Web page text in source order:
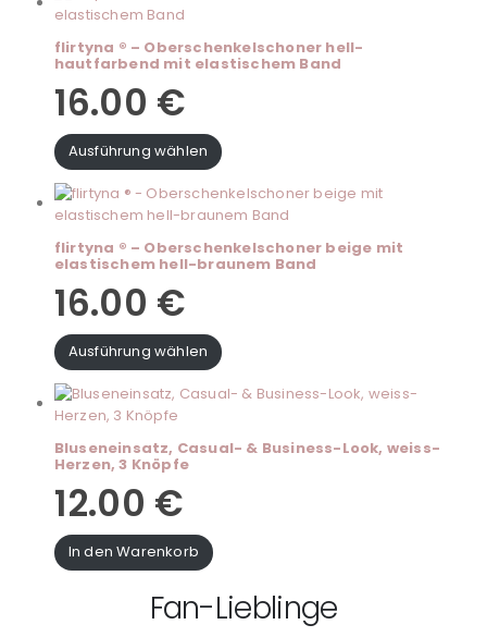
flirtyna ® – Oberschenkelschoner hell-
hautfarbend mit elastischem Band
16.00 €
Ausführung wählen
flirtyna ® – Oberschenkelschoner beige mit
elastischem hell-braunem Band
16.00 €
Ausführung wählen
Bluseneinsatz, Casual- & Business-Look, weiss-
Herzen, 3 Knöpfe
12.00 €
In den Warenkorb
Fan-Lieblinge